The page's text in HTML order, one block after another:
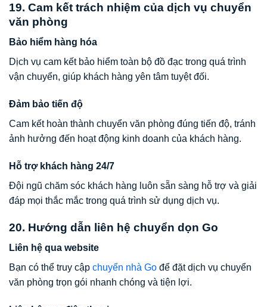
19. Cam kết trách nhiệm của dịch vụ chuyển
văn phòng
Bảo hiểm hàng hóa
Dịch vụ cam kết bảo hiểm toàn bộ đồ đạc trong quá trình
vận chuyển, giúp khách hàng yên tâm tuyệt đối.
Đảm bảo tiến độ
Cam kết hoàn thành chuyển văn phòng đúng tiến độ, tránh
ảnh hưởng đến hoạt động kinh doanh của khách hàng.
Hỗ trợ khách hàng 24/7
Đội ngũ chăm sóc khách hàng luôn sẵn sàng hỗ trợ và giải
đáp mọi thắc mắc trong quá trình sử dụng dịch vụ.
20. Hướng dẫn liên hệ chuyển dọn Go
Liên hệ qua website
Bạn có thể truy cập chuyển nhà Go để đặt dịch vụ chuyển
văn phòng trọn gói nhanh chóng và tiện lợi.